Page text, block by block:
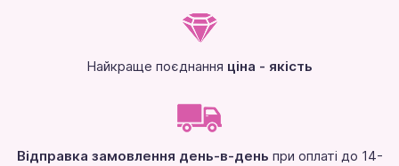
Найкраще поєднання ціна - якість
Відправка замовлення день-в-день при оплаті до 14-